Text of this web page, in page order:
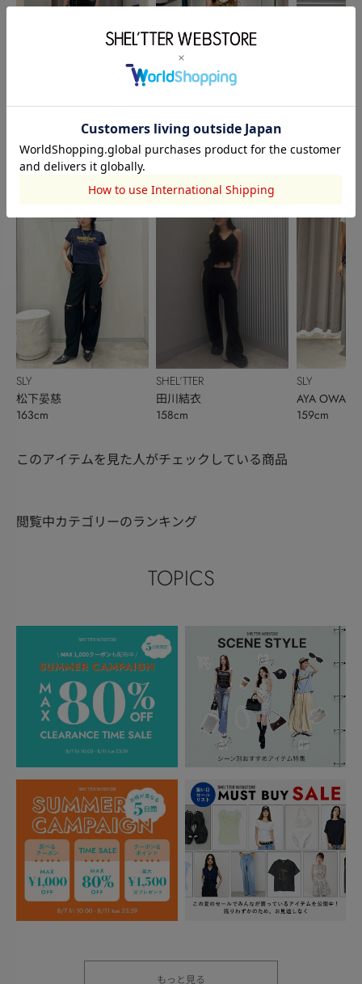
青木愛珠
166cm
SLY
松下晏慈
163cm
SLY
湊有里紗
SHEL’TTER
田川結衣
158cm
寺口紗生
SLY
AYA OWADA
159cm
このアイテムを見た人がチェックしている商品
閲覧中カテゴリーのランキング
TOPICS
もっと見る